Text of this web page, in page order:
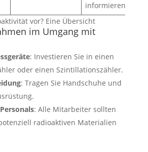
informieren
vor? Eine Übersicht
im Umgang mit
: Investieren Sie in einen
oder einen Szintillationszähler.
: Tragen Sie Handschuhe und
: Alle Mitarbeiter sollten
radioaktiven Materialien